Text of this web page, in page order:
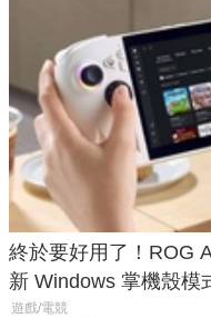
終於要好用了！ROG
新 Windows 掌機殼模
遊戲/電競